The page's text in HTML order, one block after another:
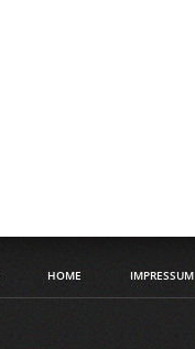
HOME IMPRESSUM